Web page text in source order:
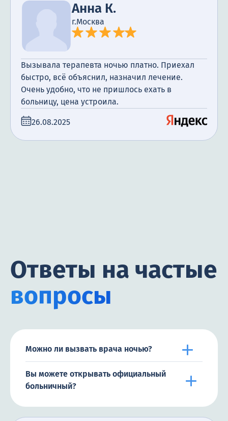
Анна К.
г.Москва
Вызывала терапевта ночью платно. Приехал
быстро, всё объяснил, назначил лечение.
Очень удобно, что не пришлось ехать в
больницу, цена устроила.
26.08.2025
Ответы на частые
вопросы
Можно ли вызвать врача ночью?
Вы можете открывать официальный
больничный?